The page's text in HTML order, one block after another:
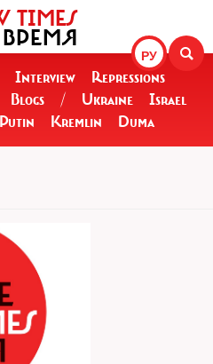
РУ
TIMES
Interview
Repressions
Blogs / Ukraine
Israel
Putin Kremlin Duma